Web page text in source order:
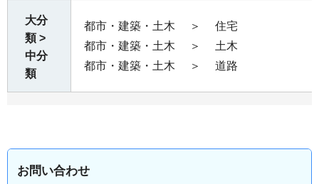
大分
類 >
中分
類
都市・建築・土木 ＞
住宅
都市・建築・土木
＞
土木
都市・建築・土木
＞ 道路
お問い合わせ